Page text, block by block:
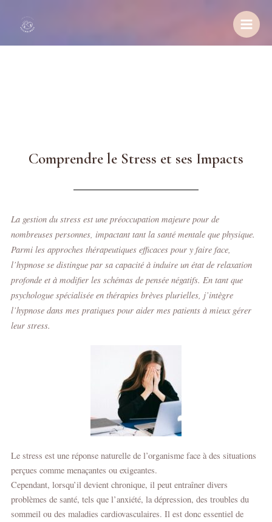
contenu
Main
Menu
Comprendre le Stress et ses Impacts
La gestion du stress est une préoccupation majeure pour de
nombreuses personnes, impactant tant la santé mentale que physique.
Parmi les approches thérapeutiques efficaces pour y faire face,
l’hypnose se distingue par sa capacité à induire un état de relaxation
profonde et à modifier les schémas de pensée négatifs. En tant que
psychologue spécialisée en thérapies brèves plurielles, j’intègre
l’hypnose dans mes pratiques pour aider mes patients à mieux gérer
leur stress.
Le stress est une réponse naturelle de l’organisme face à des situations
perçues comme menaçantes ou exigeantes.
Cependant, lorsqu’il devient chronique, il peut entraîner divers
problèmes de santé, tels que l’anxiété, la dépression, des troubles du
sommeil ou des maladies cardiovasculaires. Il est donc essentiel de